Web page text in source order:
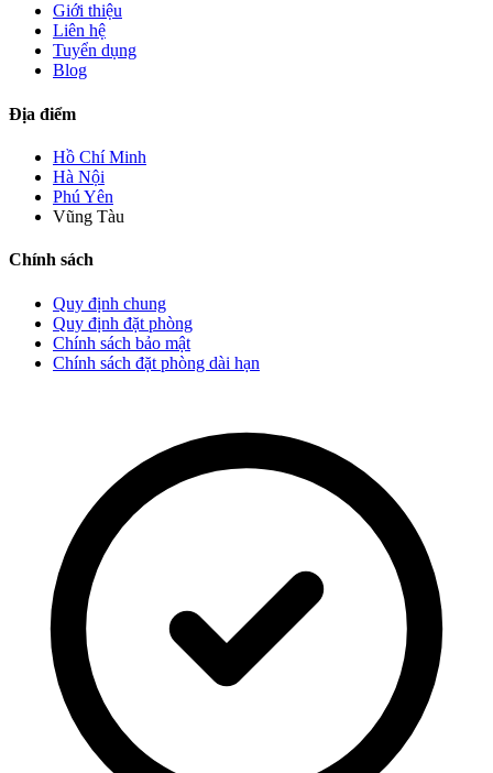
Giới thiệu
Liên hệ
Tuyển dụng
Blog
Địa điểm
Hồ Chí Minh
Hà Nội
Phú Yên
Vũng Tàu
Chính sách
Quy định chung
Quy định đặt phòng
Chính sách bảo mật
Chính sách đặt phòng dài hạn